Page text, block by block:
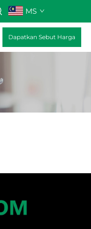
MS
Dapatkan Sebut Harga